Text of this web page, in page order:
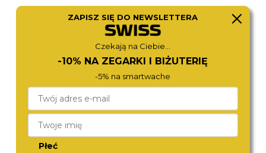
CITIZEN
BY1018-80E
2 980,-
718833 41 55 70
ZAPISZ SIĘ DO NEWSLETTERA
Czekają na Ciebie...
-10% NA ZEGARKI I BIŻUTERIĘ
-5% na smartwache
Płeć